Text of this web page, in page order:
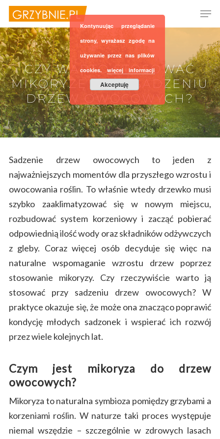
Hit enter to search or ESC to close
CZY WARTO STOSOWAĆ
MIKORYZĘ PRZY SADZENIU
DRZEW OWOCOWYCH?
Sadzenie drzew owocowych to jeden z
najważniejszych momentów dla przyszłego wzrostu i
owocowania roślin. To właśnie wtedy drzewko musi
szybko zaaklimatyzować się w nowym miejscu,
rozbudować system korzeniowy i zacząć pobierać
odpowiednią ilość wody oraz składników odżywczych
z gleby. Coraz więcej osób decyduje się więc na
naturalne wspomaganie wzrostu drzew poprzez
stosowanie mikoryzy. Czy rzeczywiście warto ją
stosować przy sadzeniu drzew owocowych? W
praktyce okazuje się, że może ona znacząco poprawić
kondycję młodych sadzonek i wspierać ich rozwój
przez wiele kolejnych lat.
Czym jest mikoryza do drzew
owocowych?
Mikoryza to naturalna symbioza pomiędzy grzybami a
korzeniami roślin. W naturze taki proces występuje
niemal wszędzie – szczególnie w zdrowych lasach
Kontynuując przeglądanie
strony, wyrażasz zgodę na
używanie przez nas plików
cookies.więcej informacji
Akceptuję